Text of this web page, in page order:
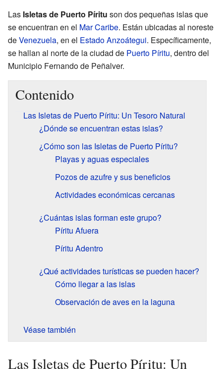
Las Isletas de Puerto Píritu son dos pequeñas islas que
se encuentran en el Mar Caribe. Están ubicadas al noreste
deVenezuela, en el Estado Anzoátegui. Específicamente,
se hallan al norte de la ciudad de Puerto Píritu, dentro del
Municipio Fernando de Peñalver.
Contenido
Las Isletas de Puerto Píritu: Un Tesoro Natural
¿Dónde se encuentran estas islas?
¿Cómo son las Isletas de Puerto Píritu?
Playas y aguas especiales
Pozos de azufre y sus beneficios
Actividades económicas cercanas
¿Cuántas islas forman este grupo?
Píritu Afuera
Píritu Adentro
¿Qué actividades turísticas se pueden hacer?
Cómo llegar a las islas
Observación de aves en la laguna
Véase también
Las Isletas de Puerto Píritu: Un